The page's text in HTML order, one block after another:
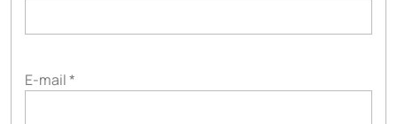
E-mail*